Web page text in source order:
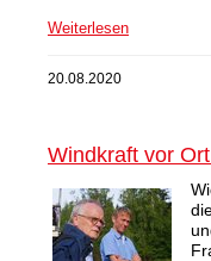
Weiterlesen
20.08.2020
Windkraft vor